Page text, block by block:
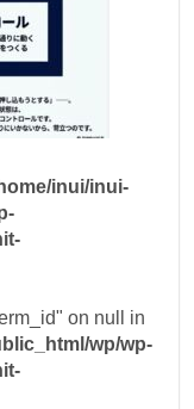
inui/inui-
on null in
wp/wp-